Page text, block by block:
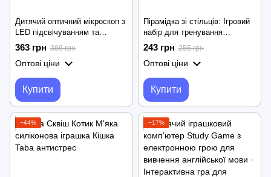
Дитячий оптичний мікроскоп з
LED підсвічуванням та
біологічними зразками ∙
Мікроскоп для юних
дослідників з 3 рівнями
363 грн 388 грн
Оптові ціни
Купити
Пірамідка зі стільців: Ігровий
набір для тренування
координації | Настільна гра
Стільці-балансири
243 грн 255 грн
Оптові ціни
Купити
−44% −17%